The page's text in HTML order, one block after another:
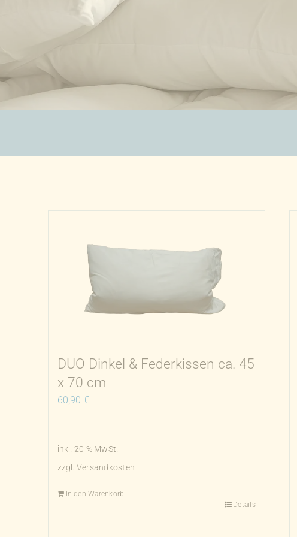
DUO Dinkel & Federkissen ca. 45
x 70 cm
60,90 €
inkl. 20 % MwSt.
zzgl. Versandkosten
In den Warenkorb
Details